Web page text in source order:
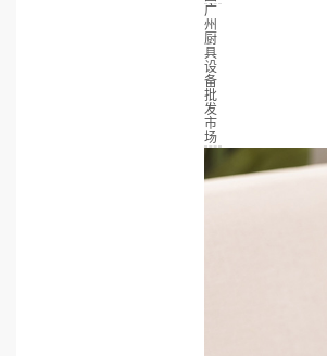
广
州
厨
具
设
备
批
发
市
场